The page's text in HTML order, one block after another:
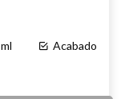
ml
Acabado